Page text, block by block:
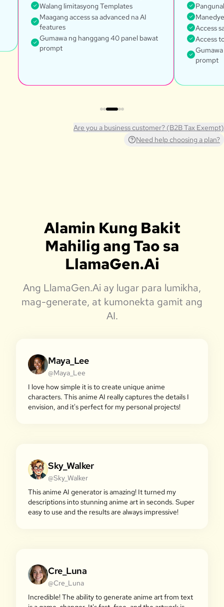
Walang limitasyong Templates
Maagang access sa advanced na AI
features
Gumawa ng hanggang 40 panel bawat
prompt
Access
Access
prompt
Are you a business customer? (B2B Tax Exempt)
Need help choosing a plan?
Alamin Kung Bakit
Mahilig ang Tao sa
LlamaGen.Ai
Ang LlamaGen.Ai ay lugar para lumikha,
mag-generate, at kumonekta gamit ang
AI.
Maya_Lee
@Maya_Lee
I love how simple it is to create unique anime
characters. This anime AI really captures the details I
envision, and it's perfect for my personal projects!
Sky_Walker
@Sky_Walker
This anime AI generator is amazing! It turned my
descriptions into stunning anime art in seconds. Super
easy to use and the results are always impressive!
Cre_Luna
@Cre_Luna
Incredible! The ability to generate anime art from text